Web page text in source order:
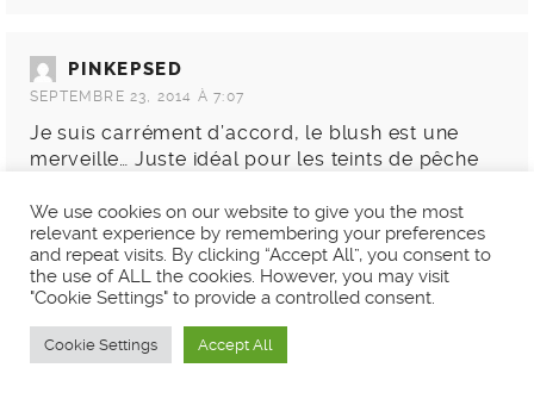
PINKEPSED
SEPTEMBRE 23, 2014 À 7:07
Je suis carrément d’accord, le blush est une
merveille… Juste idéal pour les teints de pêche
Le prix ne doit pas être aussi merveilleux par
contre… xD
RÉPONDRE
We use cookies on our website to give you the most
relevant experience by remembering your preferences
and repeat visits. By clicking “Accept All”, you consent to
the use of ALL the cookies. However, you may visit
"Cookie Settings" to provide a controlled consent.
Cookie Settings Accept All